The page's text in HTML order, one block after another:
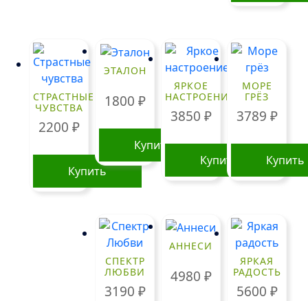
СТРАСТНЫЕ
ЧУВСТВА
2200 ₽
Купить
ЭТАЛОН
1800 ₽
Купить
ЯРКОЕ
НАСТРОЕНИЕ
3850 ₽
Купить
МОРЕ
ГРЁЗ
3789 ₽
Купить
СПЕКТР
ЛЮБВИ
3190 ₽
АННЕСИ
4980 ₽
ЯРКАЯ
РАДОСТЬ
5600 ₽